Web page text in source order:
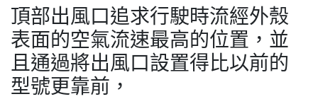
頂部出風口追求行駛時流經外殼
表面的空氣流速最高的位置，並
且通過將出風口設置得比以前的
型號更靠前，